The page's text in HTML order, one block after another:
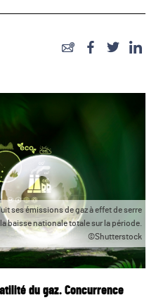
ses émissions de gaz à effet de serre
baisse nationale totale sur la période.
©Shutterstock
du gaz. Concurrence